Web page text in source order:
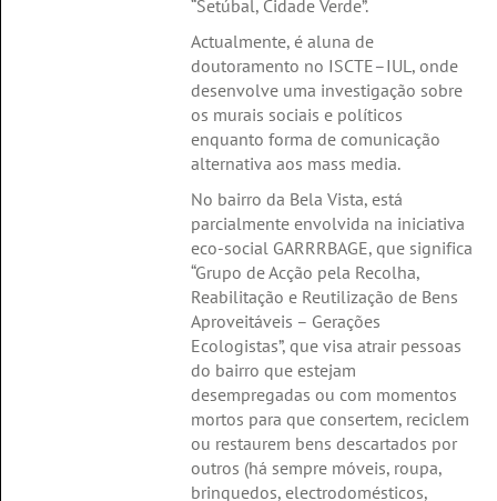
“Setúbal, Cidade Verde”.
Actualmente, é aluna de
doutoramento no ISCTE–IUL, onde
desenvolve uma investigação sobre
os murais sociais e políticos
enquanto forma de comunicação
alternativa aos mass media.
No bairro da Bela Vista, está
parcialmente envolvida na iniciativa
eco-social GARRRBAGE, que significa
“Grupo de Acção pela Recolha,
Reabilitação e Reutilização de Bens
Aproveitáveis – Gerações
Ecologistas”, que visa atrair pessoas
do bairro que estejam
desempregadas ou com momentos
mortos para que consertem, reciclem
ou restaurem bens descartados por
outros (há sempre móveis, roupa,
brinquedos, electrodomésticos,